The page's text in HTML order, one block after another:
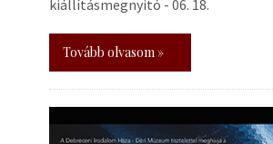
kiállításmegnyitó - 06. 18.
Tovább olvasom »